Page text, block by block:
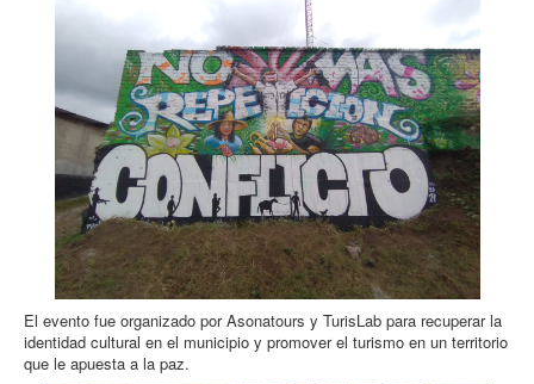
El evento fue organizado por Asonatours y TurisLab para recuperar la
identidad cultural en el municipio y promover el turismo en un territorio
que le apuesta a la paz.